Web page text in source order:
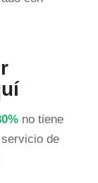
no tiene
de